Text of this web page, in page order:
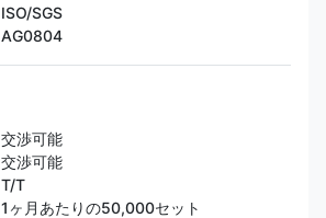
ISO/SGS
AG0804
交渉可能
交渉可能
T/T
1ヶ月あたりの50,000セット